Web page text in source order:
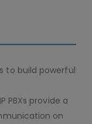
to build powerful
PBXs provide a
on